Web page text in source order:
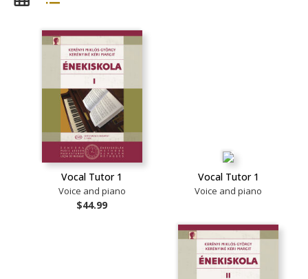
Vocal Tutor 1
Voice and piano
$44.99
Vocal Tutor 1
Voice and piano